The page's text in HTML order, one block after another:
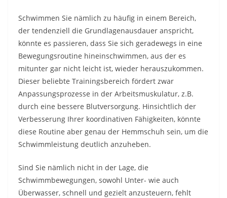
Schwimmen Sie nämlich zu häufig in einem Bereich,
der tendenziell die Grundlagenausdauer anspricht,
könnte es passieren, dass Sie sich geradewegs in eine
Bewegungsroutine hineinschwimmen, aus der es
mitunter gar nicht leicht ist, wieder herauszukommen.
Dieser beliebte Trainingsbereich fördert zwar
Anpassungsprozesse in der Arbeitsmuskulatur, z.B.
durch eine bessere Blutversorgung. Hinsichtlich der
Verbesserung Ihrer koordinativen Fähigkeiten, könnte
diese Routine aber genau der Hemmschuh sein, um die
Schwimmleistung deutlich anzuheben.
Sind Sie nämlich nicht in der Lage, die
Schwimmbewegungen, sowohl Unter- wie auch
Überwasser, schnell und gezielt anzusteuern, fehlt